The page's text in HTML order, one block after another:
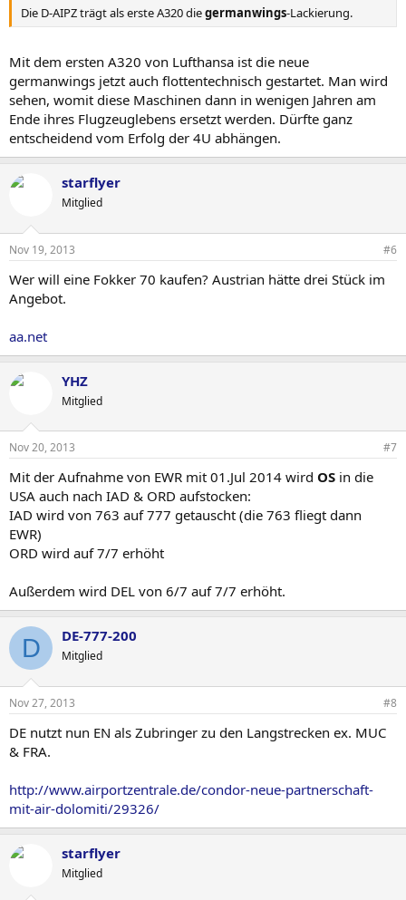
Die D-AIPZ trägt als erste A320 diegermanwings-Lackierung.
Mit dem ersten A320 von Lufthansa ist die neue
germanwings jetzt auch flottentechnisch gestartet. Man wird
sehen, womit diese Maschinen dann in wenigen Jahren am
Ende ihres Flugzeuglebens ersetzt werden. Dürfte ganz
entscheidend vom Erfolg der 4U abhängen.
starflyer
Mitglied
Nov 19, 2013 #6
Wer will eine Fokker 70 kaufen? Austrian hätte drei Stück im
Angebot.
aa.net
YHZ
Mitglied
Nov 20, 2013 #7
Mit der Aufnahme von EWR mit 01.Jul 2014 wird OS in die
USA auch nach IAD & ORD aufstocken:
IAD wird von 763 auf 777 getauscht (die 763 fliegt dann
EWR)
ORD wird auf 7/7 erhöht
Außerdem wird DEL von 6/7 auf 7/7 erhöht.
D DE-777-200
Mitglied
Nov 27, 2013 #8
DE nutzt nun EN als Zubringer zu den Langstrecken ex. MUC
& FRA.
http://www.airportzentrale.de/condor-neue-partnerschaft-
mit-air-dolomiti/29326/
starflyer
Mitglied